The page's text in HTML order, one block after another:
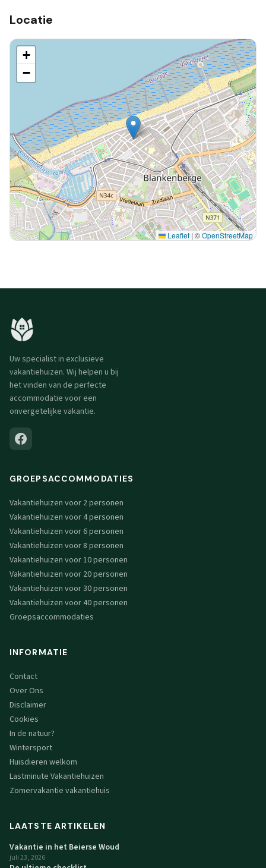
Locatie
+
−
Leaflet | ©OpenStreetMap
Uw specialist in exclusieve
vakantiehuizen. Wij helpen u bij
het vinden van de perfecte
accommodatie voor een
onvergetelijke vakantie.
GROEPSACCOMMODATIES
Vakantiehuizen voor 2 personen
Vakantiehuizen voor 4 personen
Vakantiehuizen voor 6 personen
Vakantiehuizen voor 8 personen
Vakantiehuizen voor 10 personen
Vakantiehuizen voor 20 personen
Vakantiehuizen voor 30 personen
Vakantiehuizen voor 40 personen
Groepsaccommodaties
INFORMATIE
Contact
Over Ons
Disclaimer
Cookies
In de natuur?
Wintersport
Huisdieren welkom
Lastminute Vakantiehuizen
Zomervakantie vakantiehuis
LAATSTE ARTIKELEN
Vakantie in het Beierse Woud
juli 23, 2026